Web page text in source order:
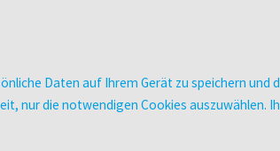
finden Sie uns
Daten auf Ihrem Gerät zu speichern und
nur die notwendigen Cookies